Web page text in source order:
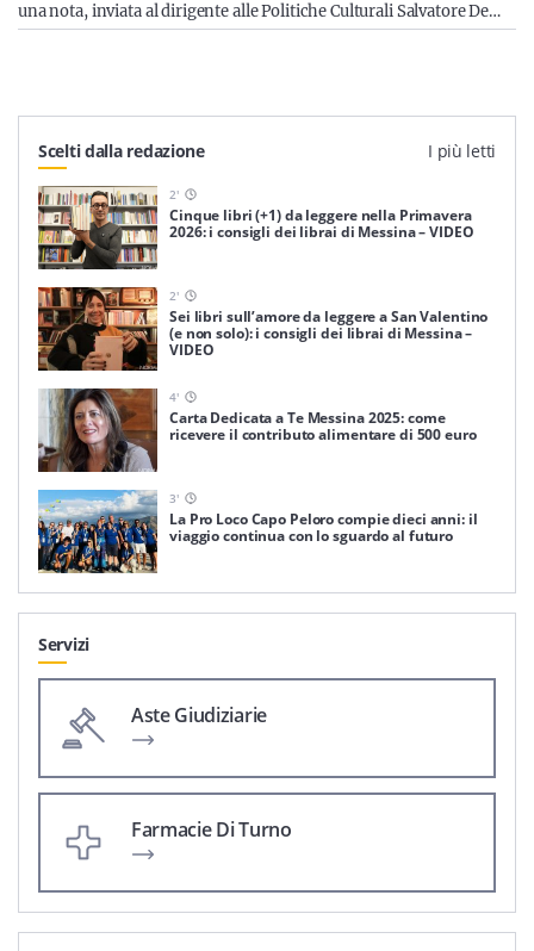
una nota, inviata al dirigente alle Politiche Culturali Salvatore De…
Scelti dalla redazione I più letti
2'
Cinque libri (+1) da leggere nella Primavera
2026: i consigli dei librai di Messina – VIDEO
2'
Sei libri sull’amore da leggere a San Valentino
(e non solo): i consigli dei librai di Messina –
VIDEO
4'
Carta Dedicata a Te Messina 2025: come
ricevere il contributo alimentare di 500 euro
3'
La Pro Loco Capo Peloro compie dieci anni: il
viaggio continua con lo sguardo al futuro
Servizi
Aste Giudiziarie
Farmacie Di Turno